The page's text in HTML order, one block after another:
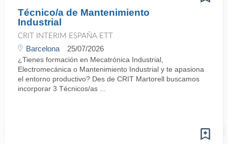
Técnico/a de Mantenimiento
Industrial
CRIT INTERIM ESPAÑA ETT
Barcelona 25/07/2026
¿Tienes formación en Mecatrónica Industrial,
Electromecánica o Mantenimiento Industrial y te apasiona
el entorno productivo? Des de CRIT Martorell buscamos
incorporar 3 Técnicos/as ...